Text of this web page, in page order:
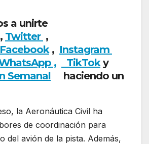
a unirte
, Twitter ,
Facebook, Instagram
, TikToky
Semanal haciendo un
la Aeronáutica Civil ha
de coordinación para
del avión de la pista. Además,